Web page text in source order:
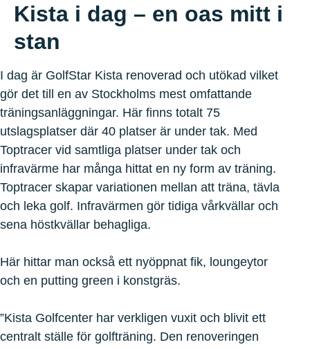
Kista i dag – en oas mitt i
stan
I dag är GolfStar Kista renoverad och utökad vilket
gör det till en av Stockholms mest omfattande
träningsanläggningar. Här finns totalt 75
utslagsplatser där 40 platser är under tak. Med
Toptracer vid samtliga platser under tak och
infravärme har många hittat en ny form av träning.
Toptracer skapar variationen mellan att träna, tävla
och leka golf. Infravärmen gör tidiga vårkvällar och
sena höstkvällar behagliga.
Här hittar man också ett nyöppnat fik, loungeytor
och en putting green i konstgräs.
”Kista Golfcenter har verkligen vuxit och blivit ett
centralt ställe för golfträning. Den renoveringen